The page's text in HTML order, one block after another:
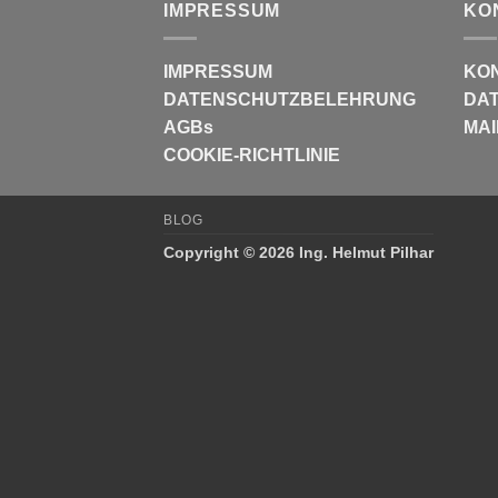
IMPRESSUM
IMPRESSUM
DATENSCHUTZBELEHRUNG
AGBs
COOKIE-RICHTLINIE
BLOG
Copyright © 2026 Ing. Helmut Pilhar